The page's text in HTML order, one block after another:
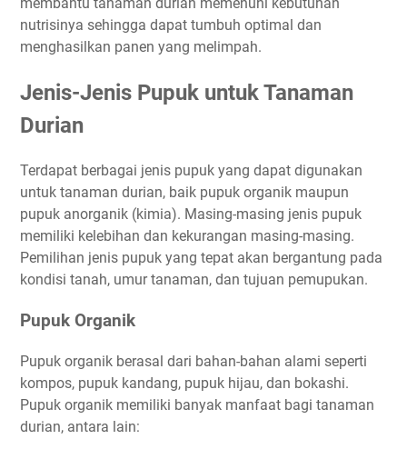
nutrisinya sehingga dapat tumbuh optimal dan
menghasilkan panen yang melimpah.
Jenis-Jenis Pupuk untuk Tanaman
Durian
Terdapat berbagai jenis pupuk yang dapat digunakan
untuk tanaman durian, baik pupuk organik maupun
pupuk anorganik (kimia). Masing-masing jenis pupuk
memiliki kelebihan dan kekurangan masing-masing.
Pemilihan jenis pupuk yang tepat akan bergantung pada
kondisi tanah, umur tanaman, dan tujuan pemupukan.
Pupuk Organik
Pupuk organik berasal dari bahan-bahan alami seperti
kompos, pupuk kandang, pupuk hijau, dan bokashi.
Pupuk organik memiliki banyak manfaat bagi tanaman
durian, antara lain: